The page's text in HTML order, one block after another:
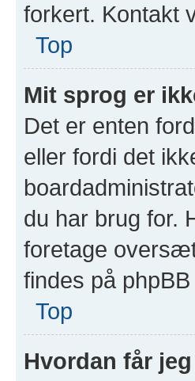
forkert. Kontakt
Top
Mit sprog er
Det er enten
eller fordi det
du har brug for.
foretage
findes på
Top
Hvordan får